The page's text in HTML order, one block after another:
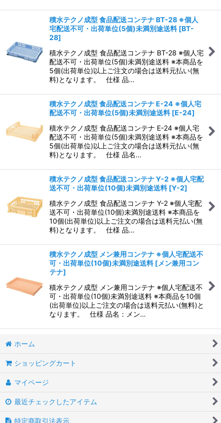
積水テクノ成型 食品配送コンテナ BT-28 ※個人
宅配送不可・出荷単位(5個)未満別途送料 [BT-
28]
積水テクノ成型 食品配送コンテナ BT-28 ※個人宅
配送不可・出荷単位(5個)未満別途送料 ※本商品を
5個(出荷単位)以上ご注文の場合は送料元払い(無
料)となります。 仕様 品…
積水テクノ成型 食品配送コンテナ E-24 ※個人宅
配送不可・出荷単位(5個)未満別途送料 [E-24]
積水テクノ成型 食品配送コンテナ E-24 ※個人宅
配送不可・出荷単位(5個)未満別途送料 ※本商品を
5個(出荷単位)以上ご注文の場合は送料元払い(無
料)となります。 仕様 品名…
積水テクノ成型 食品配送コンテナ Y-2 ※個人宅配
送不可・出荷単位(10個)未満別途送料 [Y-2]
積水テクノ成型 食品配送コンテナ Y-2 ※個人宅配
送不可・出荷単位(10個)未満別途送料 ※本商品を
10個(出荷単位)以上ご注文の場合は送料元払い(無
料)となります。 仕様 品…
積水テクノ成型 メン兼用コンテナ ※個人宅配送不
可・出荷単位(10個)未満別途送料 [メン兼用コン
テナ]
積水テクノ成型 メン兼用コンテナ ※個人宅配送不
可・出荷単位(10個)未満別途送料 ※本商品を10個
(出荷単位)以上ご注文の場合は送料元払い(無料)と
なります。 仕様 品名：メン…
ホーム
ショッピングカート
マイページ
最近チェックしたアイテム
特定商取引法表示